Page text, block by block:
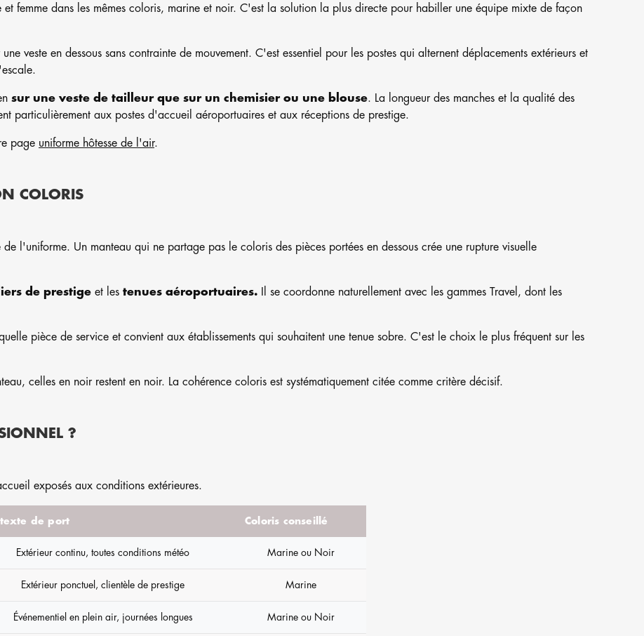
et femme dans les mêmes coloris, marine et noir. C'est la solution la plus directe pour habiller une équipe mixte de façon
veste en dessous sans contrainte de mouvement. C'est essentiel pour les postes qui alternent déplacements extérieurs et
sur une veste de tailleur que sur un chemisier ou une blouse. La longueur des manches et la qualité des
particulièrement aux postes d'accueil aéroportuaires et aux réceptions de prestige.
page uniforme hôtesse de l'air.
COLORIS
l'uniforme. Un manteau qui ne partage pas le coloris des pièces portées en dessous crée une rupture visuelle
de prestige et les tenues aéroportuaires. Il se coordonne naturellement avec les gammes Travel, dont les
pièce de service et convient aux établissements qui souhaitent une tenue sobre. C'est le choix le plus fréquent sur les
celles en noir restent en noir. La cohérence coloris est systématiquement citée comme critère décisif.
?
exposés aux conditions extérieures.
de port Coloris conseillé
Extérieur continu, toutes conditions météo Marine ou Noir
Extérieur ponctuel, clientèle de prestige Marine
Événementiel en plein air, journées longues Marine ou Noir